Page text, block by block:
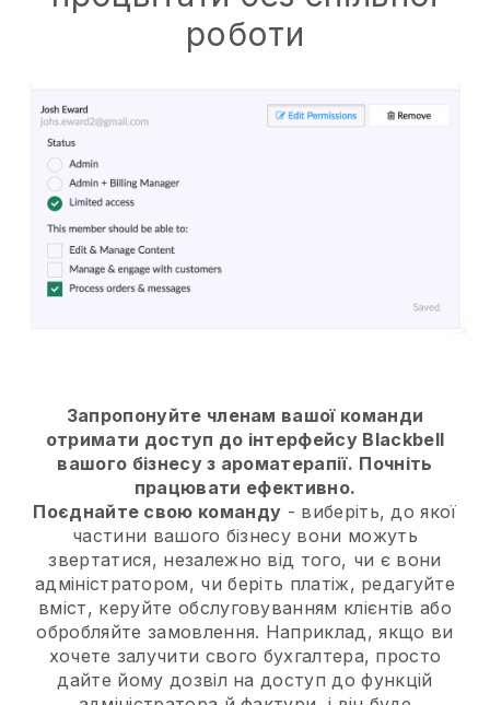
роботи
Запропонуйте членам вашої команди
отримати доступ до інтерфейсу Blackbell
вашого бізнесу з ароматерапії. Почніть
працювати ефективно.
Поєднайте свою команду - виберіть, до якої
частини вашого бізнесу вони можуть
звертатися, незалежно від того, чи є вони
адміністратором, чи беріть платіж, редагуйте
вміст, керуйте обслуговуванням клієнтів або
обробляйте замовлення. Наприклад, якщо ви
хочете залучити свого бухгалтера, просто
дайте йому дозвіл на доступ до функцій